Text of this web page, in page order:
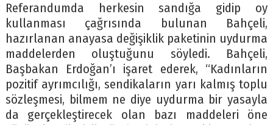
Referandumda herkesin sandığa gidip oy
kullanması çağrısında bulunan Bahçeli,
hazırlanan anayasa değişiklik paketinin uydurma
maddelerden oluştuğunu söyledi. Bahçeli,
Başbakan Erdoğan’ı işaret ederek, “Kadınların
pozitif ayrımcılığı, sendikaların yarı kalmış toplu
sözleşmesi, bilmem ne diye uydurma bir yasayla
da gerçekleştirecek olan bazı maddeleri öne